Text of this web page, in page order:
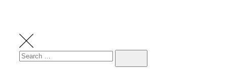
Search
for: